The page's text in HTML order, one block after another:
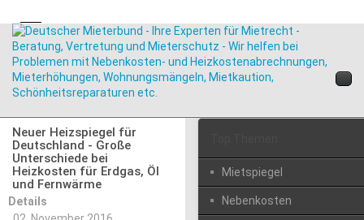
Neuer Heizspiegel für
Deutschland - Große
Unterschiede bei
Heizkosten für Erdgas, Öl
und Fernwärme
Details
Mietspiegel
Nebenkosten